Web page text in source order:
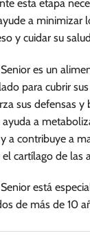
esta etapa
a minimizar
y cuidar su
es un
para cubrir
sus defensas y
a
a contribuye a
cartílago de las
está
de más de 10